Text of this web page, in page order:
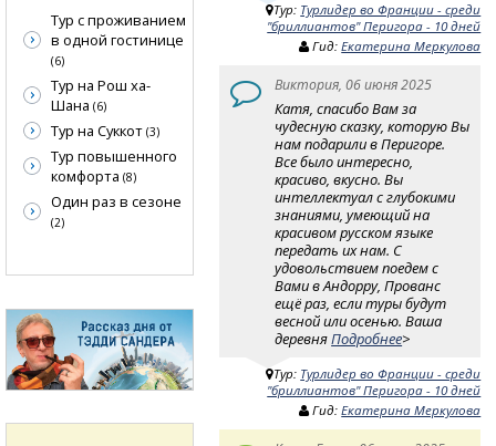
Тур: Турлидер во Франции - среди
"бриллиантов" Перигора - 10 дней
Гид:Екатерина Меркулова
Виктория, 06 июня 2025
Катя, спасибо Вам за
чудесную сказку, которую Вы
нам подарили в Перигоре.
Все было интересно,
красиво, вкусно. Вы
интеллектуал с глубокими
знаниями, умеющий на
красивом русском языке
передать их нам. С
удовольствием поедем с
Вами в Андорру, Прованс
ещё раз, если туры будут
весной или осенью. Ваша
деревняПодробнее>
Тур: Турлидер во Франции - среди
"бриллиантов" Перигора - 10 дней
Гид:Екатерина Меркулова
Тур с проживанием
в одной гостинице
(6)
Тур на Рош ха-
Шана (6)
Тур на Суккот (3)
Тур повышенного
комфорта (8)
Один раз в сезоне
(2)